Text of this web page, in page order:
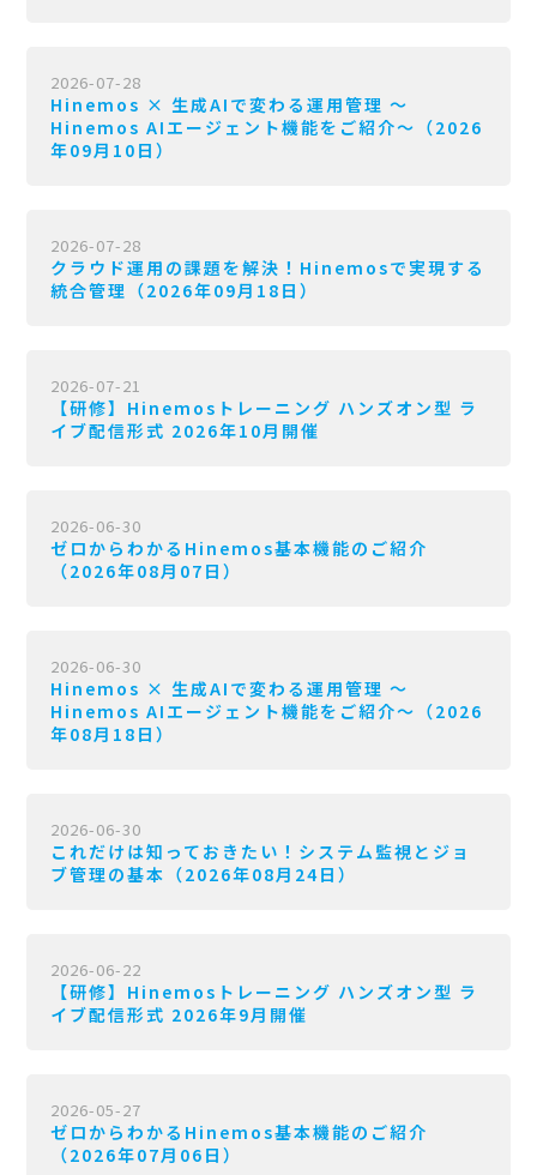
2026-07-28
Hinemos × 生成AIで変わる運用管理 〜
Hinemos AIエージェント機能をご紹介〜（2026
年09月10日）
2026-07-28
クラウド運用の課題を解決！Hinemosで実現する
統合管理（2026年09月18日）
2026-07-21
【研修】Hinemosトレーニング ハンズオン型 ラ
イブ配信形式 2026年10月開催
2026-06-30
ゼロからわかるHinemos基本機能のご紹介
（2026年08月07日）
2026-06-30
Hinemos × 生成AIで変わる運用管理 〜
Hinemos AIエージェント機能をご紹介〜（2026
年08月18日）
2026-06-30
これだけは知っておきたい！システム監視とジョ
ブ管理の基本（2026年08月24日）
2026-06-22
【研修】Hinemosトレーニング ハンズオン型 ラ
イブ配信形式 2026年9月開催
2026-05-27
ゼロからわかるHinemos基本機能のご紹介
（2026年07月06日）